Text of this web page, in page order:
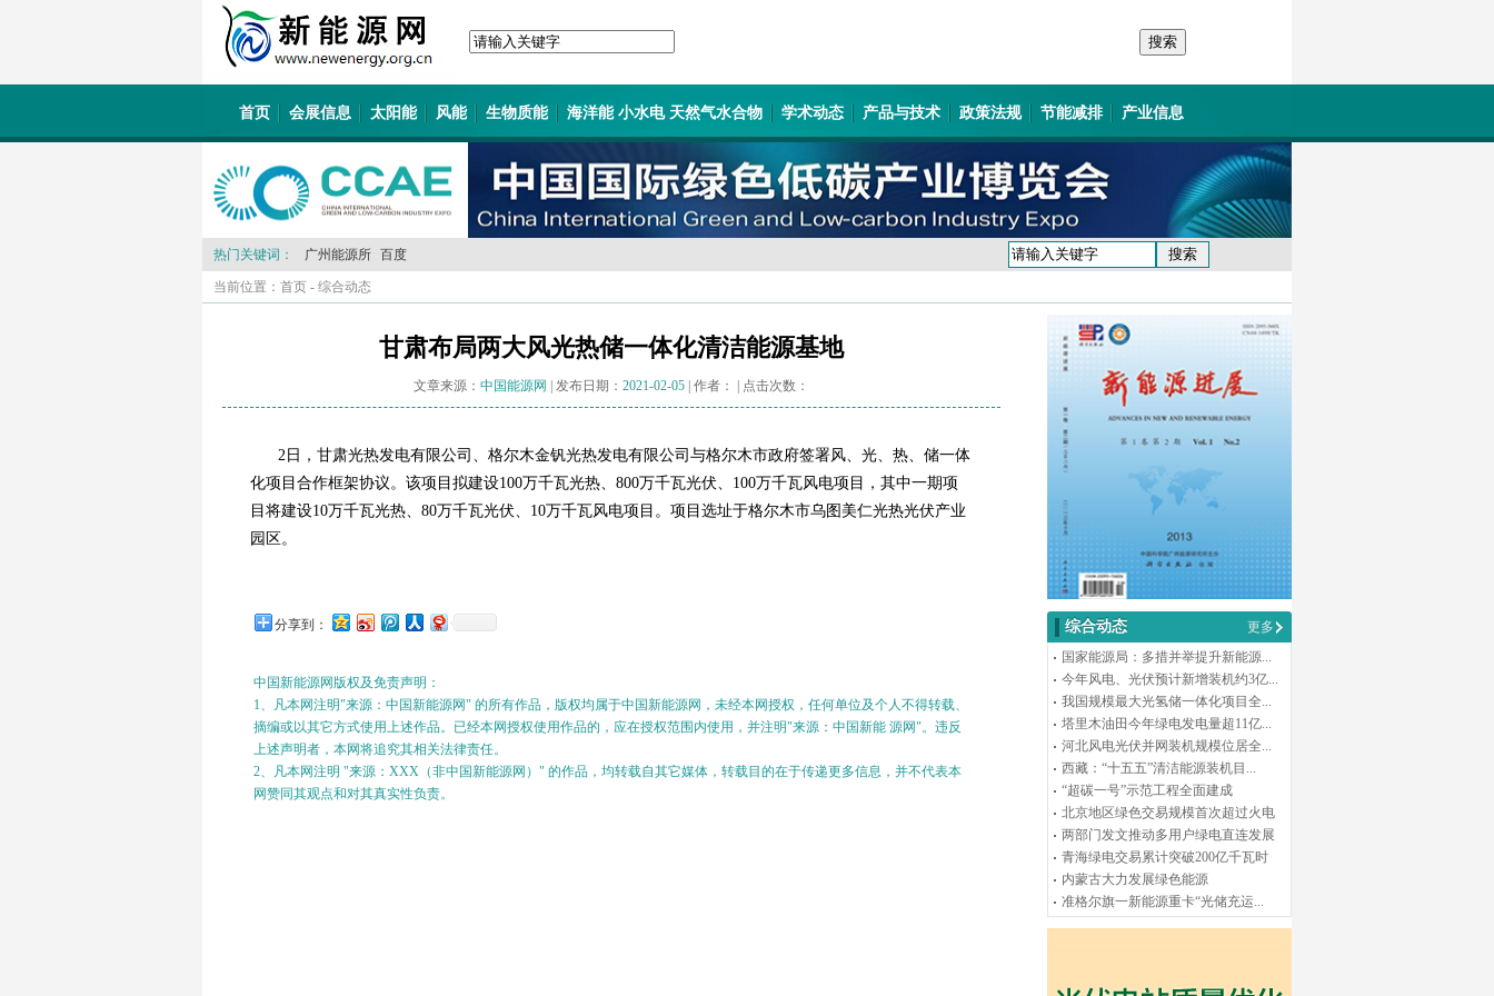
首页 会展信息 太阳能 风能 生物质能 海洋能 小水电 天然气水合物 学术动态 产品与技术 政策法规 节能减排 产业信息
热门关键词： 广州能源所 百度
当前位置： 首页 - 综合动态
甘肃布局两大风光热储一体化清洁能源基地
文章来源： 中国能源网 | 发布日期： 2021-02-05 | 作者： | 点击次数：
2日，甘肃光热发电有限公司、格尔木金钒光热发电有限公司与格尔木市政府签署风、光、热、储一体
化项目合作框架协议。该项目拟建设100万千瓦光热、800万千瓦光伏、100万千瓦风电项目，其中一期项
目将建设10万千瓦光热、80万千瓦光伏、10万千瓦风电项目。项目选址于格尔木市乌图美仁光热光伏产业
园区。
分享到：
中国新能源网版权及免责声明：
1、凡本网注明"来源：中国新能源网" 的所有作品，版权均属于中国新能源网，未经本网授权，任何单位及个人不得转载、
摘编或以其它方式使用上述作品。已经本网授权使用作品的，应在授权范围内使用，并注明"来源：中国新能 源网"。违反
上述声明者，本网将追究其相关法律责任。
2、凡本网注明 "来源：XXX（非中国新能源网）" 的作品，均转载自其它媒体，转载目的在于传递更多信息，并不代表本
网赞同其观点和对其真实性负责。
综合动态
更多
国家能源局：多措并举提升新能源...
今年风电、光伏预计新增装机约3亿...
我国规模最大光氢储一体化项目全...
塔里木油田今年绿电发电量超11亿...
河北风电光伏并网装机规模位居全...
西藏：“十五五”清洁能源装机目...
“超碳一号”示范工程全面建成
北京地区绿色交易规模首次超过火电
两部门发文推动多用户绿电直连发展
青海绿电交易累计突破200亿千瓦时
内蒙古大力发展绿色能源
准格尔旗一新能源重卡“光储充运...